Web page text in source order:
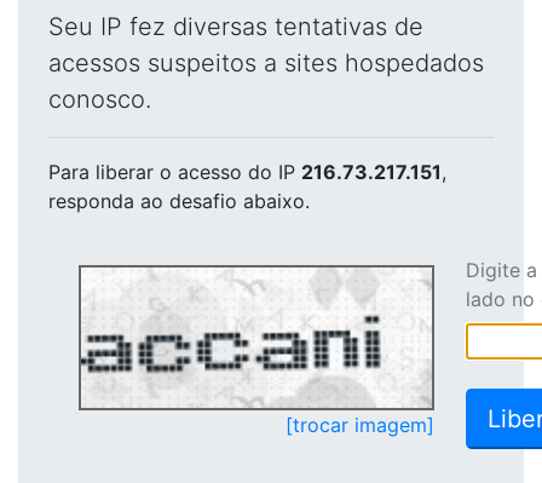
Seu IP fez diversas tentativas de
acessos suspeitos a sites hospedados
conosco.
Para liberar o acesso do IP 216.73.217.151,
responda ao desafio abaixo.
[trocar imagem]
Digite
lado no